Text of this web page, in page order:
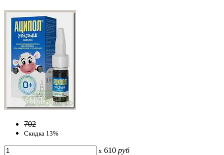
702
Скидка 13%
x 610 руб